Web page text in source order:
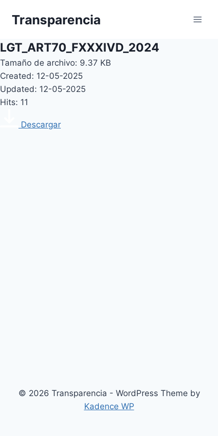
Transparencia
LGT_ART70_FXXXIVD_2024
Tamaño de archivo: 9.37 KB
Created: 12-05-2025
Updated: 12-05-2025
Hits: 11
Descargar
© 2026 Transparencia - WordPress Theme by
Kadence WP